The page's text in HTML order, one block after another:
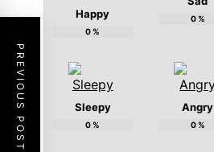
Happy
0%
0%
Sleepy
0%
Angry
0%
PREVIOUS POST